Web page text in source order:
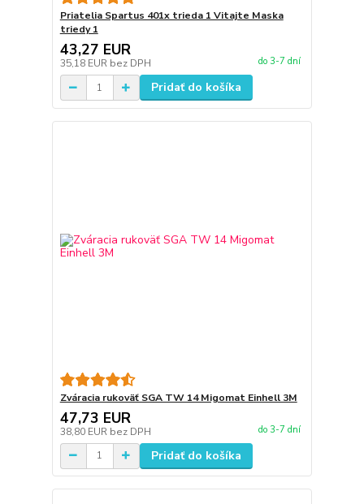
Priatelia Spartus 401x trieda 1 Vitajte Maska
triedy 1
43,27 EUR
35,18 EUR bez DPH do 3-7 dní
Pridať do košíka
Zváracia rukoväť SGA TW 14 Migomat Einhell 3M
47,73 EUR
38,80 EUR bez DPH do 3-7 dní
Pridať do košíka